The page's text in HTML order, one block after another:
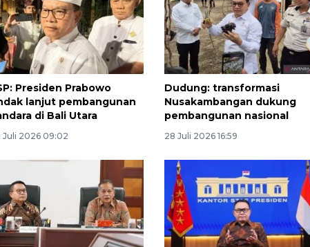
Presiden Prabowo
lanjut pembangunan
di Bali Utara
Juli 2026 09:02
Dudung: transformasi
Nusakambangan dukung
pembangunan nasional
28 Juli 2026 16:59